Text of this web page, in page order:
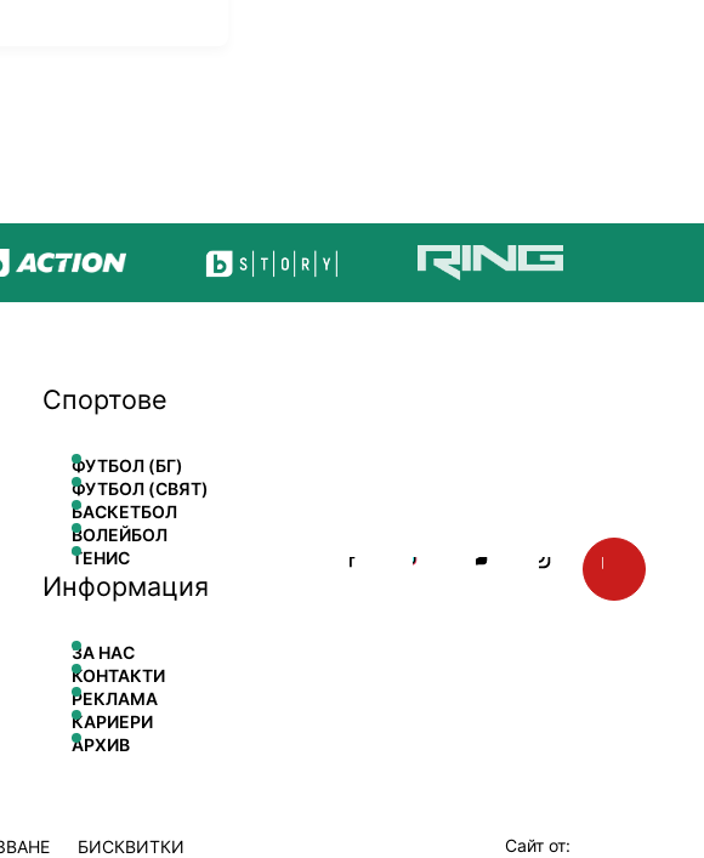
Спортове
ФУТБОЛ (БГ)
ФУТБОЛ (СВЯТ)
БАСКЕТБОЛ
ВОЛЕЙБОЛ
ТЕНИС
Информация
ЗА НАС
КОНТАКТИ
РЕКЛАМА
КАРИЕРИ
АРХИВ
БИСКВИТКИ Сайт от: